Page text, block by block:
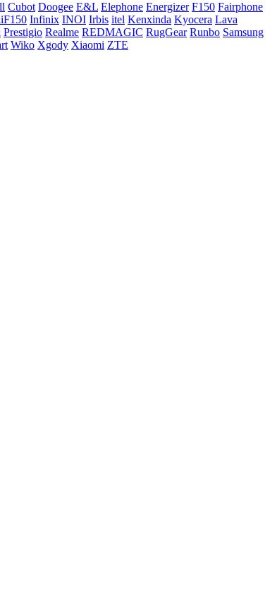
Cubot Doogee E&L Elephone Energizer F150 Fairphone
Infinix INOI Irbis itel Kenxinda Kyocera Lava
Prestigio Realme REDMAGIC RugGear Runbo Samsung
Wiko Xgody Xiaomi ZTE